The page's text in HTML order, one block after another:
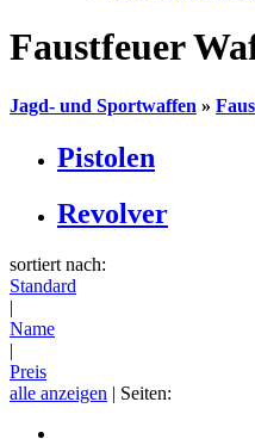
Faustfeuer
Jagd- und Sportwaffen »
Pistolen
Revolver
sortiert nach:
Standard
|
Name
|
Preis
alle anzeigen | Seiten: